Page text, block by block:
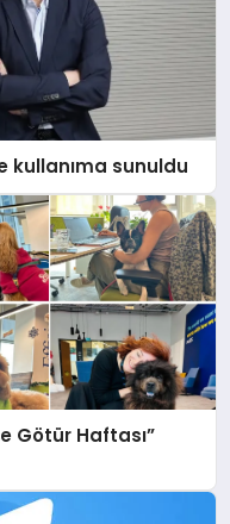
kullanıma sunuldu
Götür Haftası”